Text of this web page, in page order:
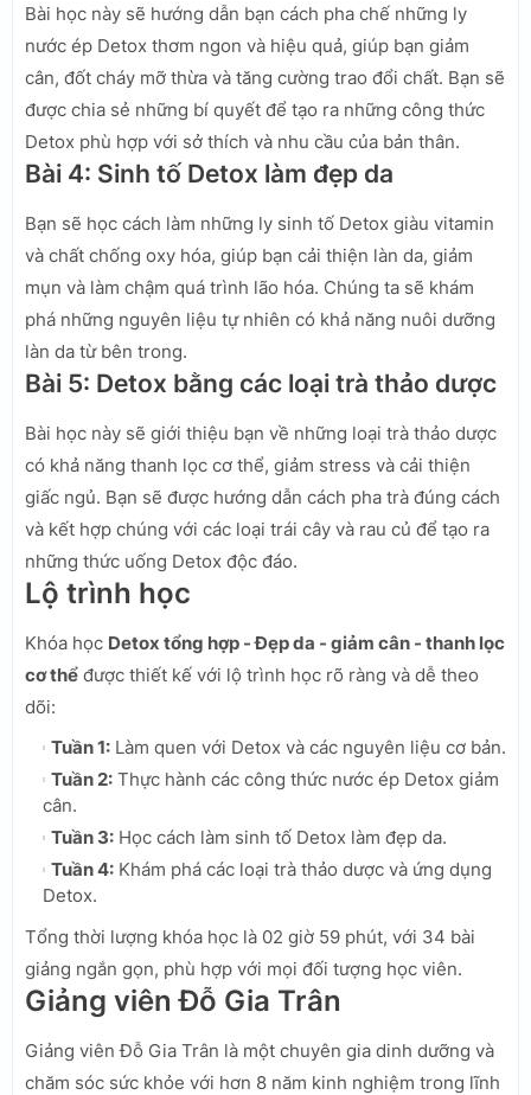
Bài học này sẽ hướng dẫn bạn cách pha chế những ly
nước ép Detox thơm ngon và hiệu quả, giúp bạn giảm
cân, đốt cháy mỡ thừa và tăng cường trao đổi chất. Bạn sẽ
được chia sẻ những bí quyết để tạo ra những công thức
Detox phù hợp với sở thích và nhu cầu của bản thân.
Bài 4: Sinh tố Detox làm đẹp da
Bạn sẽ học cách làm những ly sinh tố Detox giàu vitamin
và chất chống oxy hóa, giúp bạn cải thiện làn da, giảm
mụn và làm chậm quá trình lão hóa. Chúng ta sẽ khám
phá những nguyên liệu tự nhiên có khả năng nuôi dưỡng
làn da từ bên trong.
Bài 5: Detox bằng các loại trà thảo dược
Bài học này sẽ giới thiệu bạn về những loại trà thảo dược
có khả năng thanh lọc cơ thể, giảm stress và cải thiện
giấc ngủ. Bạn sẽ được hướng dẫn cách pha trà đúng cách
và kết hợp chúng với các loại trái cây và rau củ để tạo ra
những thức uống Detox độc đáo.
Lộ trình học
Khóa học Detox tổng hợp - Đẹp da - giảm cân - thanh lọc
cơ thể được thiết kế với lộ trình học rõ ràng và dễ theo
dõi:
Tuần 1: Làm quen với Detox và các nguyên liệu cơ bản.
Tuần 2: Thực hành các công thức nước ép Detox giảm
cân.
Tuần 3: Học cách làm sinh tố Detox làm đẹp da.
Tuần 4: Khám phá các loại trà thảo dược và ứng dụng
Detox.
Tổng thời lượng khóa học là 02 giờ 59 phút, với 34 bài
giảng ngắn gọn, phù hợp với mọi đối tượng học viên.
Giảng viên Đỗ Gia Trân
Giảng viên Đỗ Gia Trân là một chuyên gia dinh dưỡng và
chăm sóc sức khỏe với hơn 8 năm kinh nghiệm trong lĩnh